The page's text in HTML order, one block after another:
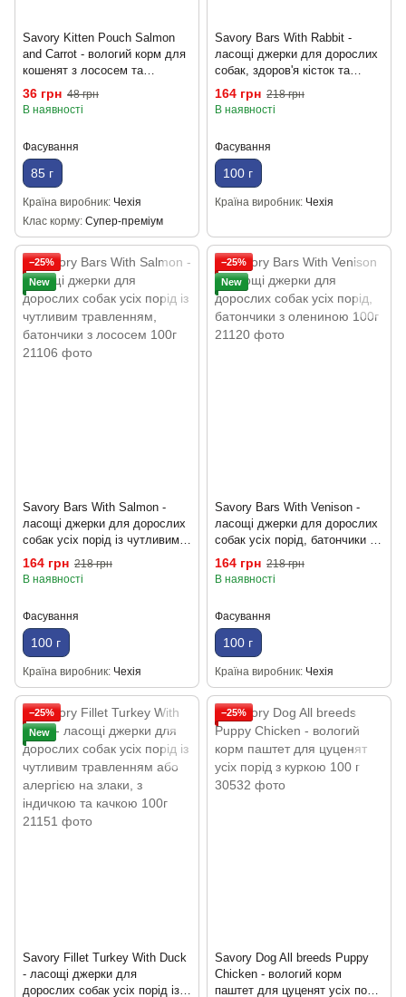
Savory Kitten Pouch Salmon
and Carrot - вологий корм для
кошенят з лососем та
морквою у соусі 85 г
36 грн 48 грн
В наявності
Фасування
85 г
Країна виробник Чехія
Клас корму Супер-преміум
Savory Bars With Rabbit -
ласощі джерки для дорослих
собак, здоров'я кісток та
суглобів батончики з
кроликом 100г
164 грн 218 грн
В наявності
Фасування
100 г
Країна виробник Чехія
−25%
New
Savory Bars With Salmon -
ласощі джерки для дорослих
собак усіх порід із чутливим
травленням, батончики з
лососем 100г
164 грн 218 грн
В наявності
Фасування
100 г
Країна виробник Чехія
−25%
New
Savory Bars With Venison -
ласощі джерки для дорослих
собак усіх порід, батончики з
олениною 100г
164 грн 218 грн
В наявності
Фасування
100 г
Країна виробник Чехія
−25%
New
Savory Fillet Turkey With Duck
- ласощі джерки для
дорослих собак усіх порід із
−25%
Savory Dog All breeds Puppy
Chicken - вологий корм
паштет для цуценят усіх порід